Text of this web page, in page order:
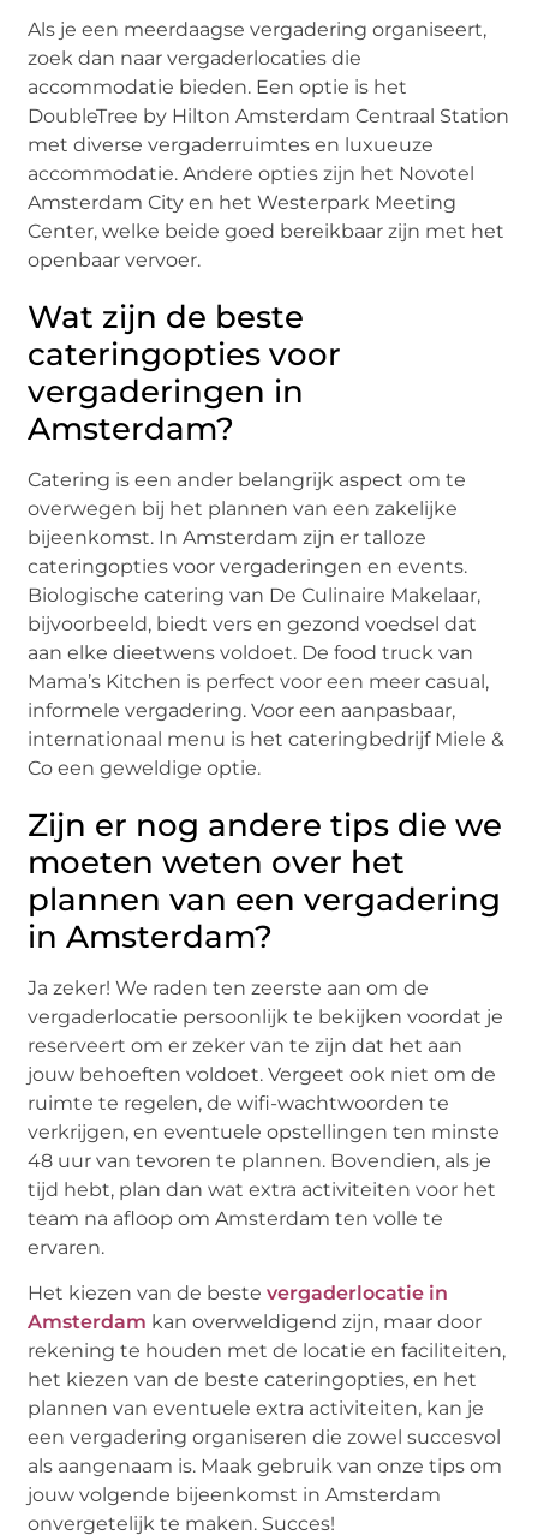
Als je een meerdaagse vergadering organiseert,
zoek dan naar vergaderlocaties die
accommodatie bieden. Een optie is het
DoubleTree by Hilton Amsterdam Centraal Station
met diverse vergaderruimtes en luxueuze
accommodatie. Andere opties zijn het Novotel
Amsterdam City en het Westerpark Meeting
Center, welke beide goed bereikbaar zijn met het
openbaar vervoer.
Wat zijn de beste
cateringopties voor
vergaderingen in
Amsterdam?
Catering is een ander belangrijk aspect om te
overwegen bij het plannen van een zakelijke
bijeenkomst. In Amsterdam zijn er talloze
cateringopties voor vergaderingen en events.
Biologische catering van De Culinaire Makelaar,
bijvoorbeeld, biedt vers en gezond voedsel dat
aan elke dieetwens voldoet. De food truck van
Mama’s Kitchen is perfect voor een meer casual,
informele vergadering. Voor een aanpasbaar,
internationaal menu is het cateringbedrijf Miele &
Co een geweldige optie.
Zijn er nog andere tips die we
moeten weten over het
plannen van een vergadering
in Amsterdam?
Ja zeker! We raden ten zeerste aan om de
vergaderlocatie persoonlijk te bekijken voordat je
reserveert om er zeker van te zijn dat het aan
jouw behoeften voldoet. Vergeet ook niet om de
ruimte te regelen, de wifi-wachtwoorden te
verkrijgen, en eventuele opstellingen ten minste
48 uur van tevoren te plannen. Bovendien, als je
tijd hebt, plan dan wat extra activiteiten voor het
team na afloop om Amsterdam ten volle te
ervaren.
Het kiezen van de bestevergaderlocatie in
Amsterdam kan overweldigend zijn, maar door
rekening te houden met de locatie en faciliteiten,
het kiezen van de beste cateringopties, en het
plannen van eventuele extra activiteiten, kan je
een vergadering organiseren die zowel succesvol
als aangenaam is. Maak gebruik van onze tips om
jouw volgende bijeenkomst in Amsterdam
onvergetelijk te maken. Succes!